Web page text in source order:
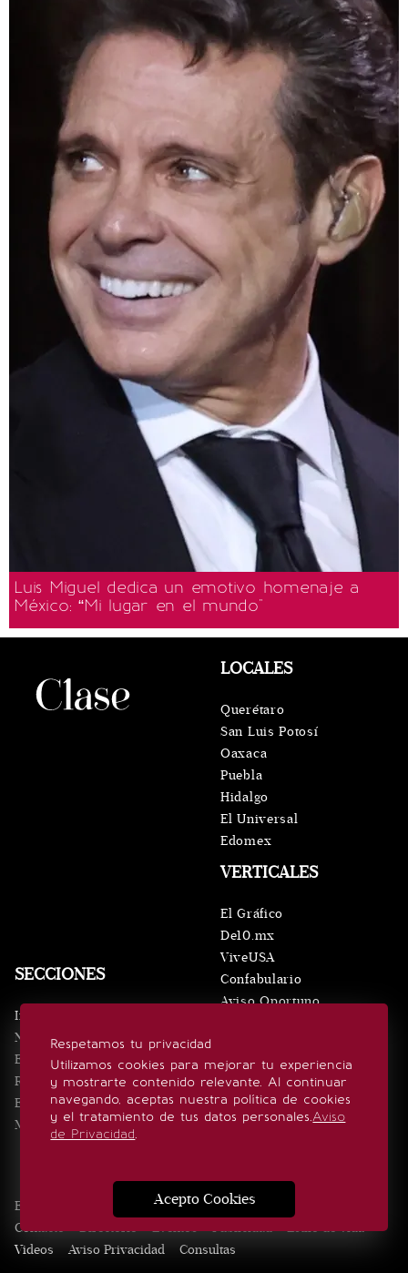
Luis Miguel dedica un emotivo homenaje a
México: “Mi lugar en el mundo"
Respetamos tu privacidad
Utilizamos cookies para mejorar tu experiencia
y mostrarte contenido relevante. Al continuar
navegando, aceptas nuestra política de cookies
y el tratamiento de tus datos personales.Aviso
de Privacidad.
Acepto Cookies
SECCIONES
Inicio
Noticias
Eventos
Realeza
Estilo de vida
Minuto x Minuto
VERTICALES
El Gráfico
De10.mx
ViveUSA
Confabulario
Aviso Oportuno
LOCALES
Querétaro
San Luis Potosí
Oaxaca
Puebla
Hidalgo
El Universal
Edomex
SÍGUENOS
Edición Impresa Noticias Quiénes somos
Contacto
Directorio Eventos Publicidad
Estilo de vida
Videos
Aviso Privacidad
Consultas